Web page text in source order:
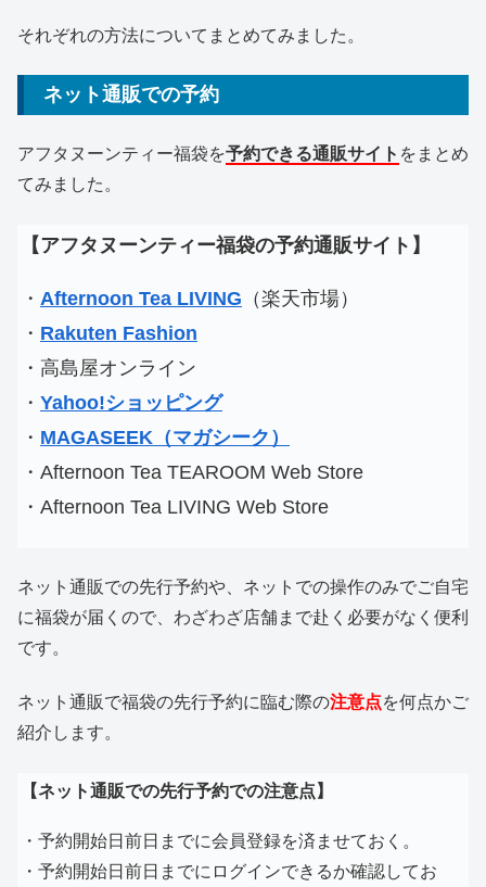
それぞれの方法についてまとめてみました。
ネット通販での予約
アフタヌーンティー福袋を予約できる通販サイト をまとめ
てみました。
【アフタヌーンティー福袋の予約通販サイト】
・ Afternoon Tea LIVING （楽天市場）
・ Rakuten Fashion
・高島屋オンライン
・ Yahoo!ショッピング
・ MAGASEEK（マガシーク）
・Afternoon Tea TEAROOM Web Store
・Afternoon Tea LIVING Web Store
ネット通販での先行予約や、ネットでの操作のみでご自宅
に福袋が届くので、わざわざ店舗まで赴く必要がなく便利
です。
ネット通販で福袋の先行予約に臨む際の注意点を何点かご
紹介します。
【ネット通販での先行予約での注意点】
・予約開始日前日までに会員登録を済ませておく。
・予約開始日前日までにログインできるか確認してお